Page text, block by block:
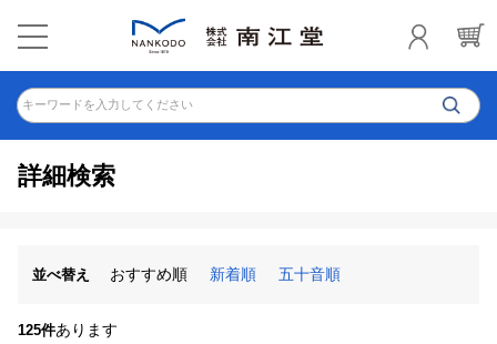
キーワードを入力してください
詳細検索
並べ替え おすすめ順 新着順 五十音順
125件あります